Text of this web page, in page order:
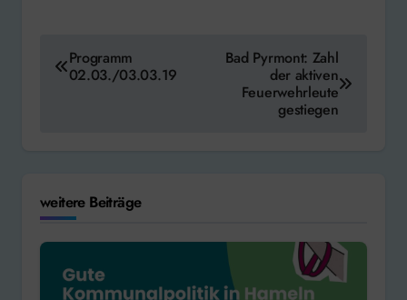
Programm
02.03./03.03.19
Bad Pyrmont: Zahl
der aktiven
Feuerwehrleute
gestiegen
weitere Beiträge